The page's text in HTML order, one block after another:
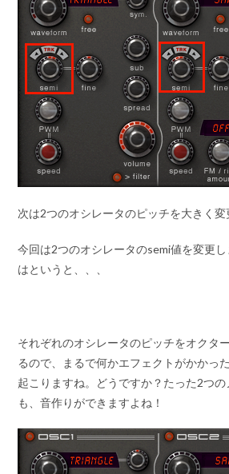
次は2つのオシレータのピッチを大きく変
今回は2つのオシレータのsemi値を変更
はというと、、、
それぞれのオシレータのピッチをオクタ
るので、まるで何かエフェクトがかかっ
起こりますね。どうですか？たった2つ
も、音作りができますよね！